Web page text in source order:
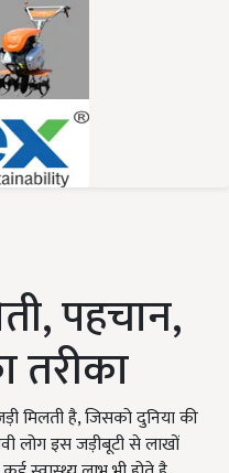
पहचान,
मिलती है, जिसको दुनिया की
लोग इस जड़ीबूटी से लाखों